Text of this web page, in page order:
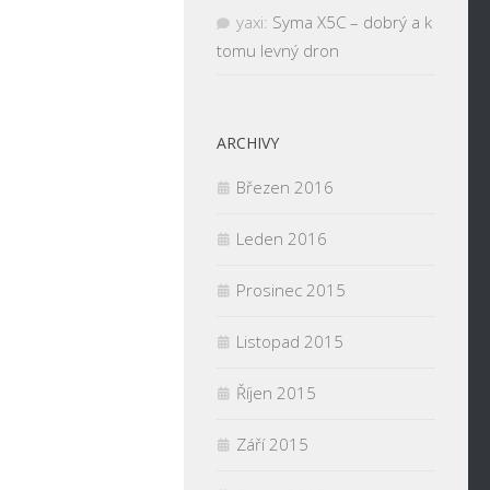
yaxi: Syma X5C – dobrý a k
tomu levný dron
ARCHIVY
Březen 2016
Leden 2016
Prosinec 2015
Listopad 2015
Říjen 2015
Září 2015